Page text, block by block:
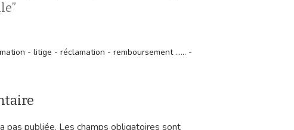
- litige - réclamation - remboursement ...... -
pas publiée. Les champs obligatoires sont